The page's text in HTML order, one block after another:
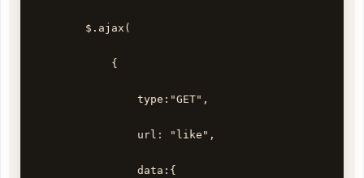
        $.ajax(
            {
                type:"GET",
                url: "like",
                data:{